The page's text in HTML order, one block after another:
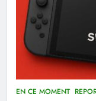
EN CE MOMENT